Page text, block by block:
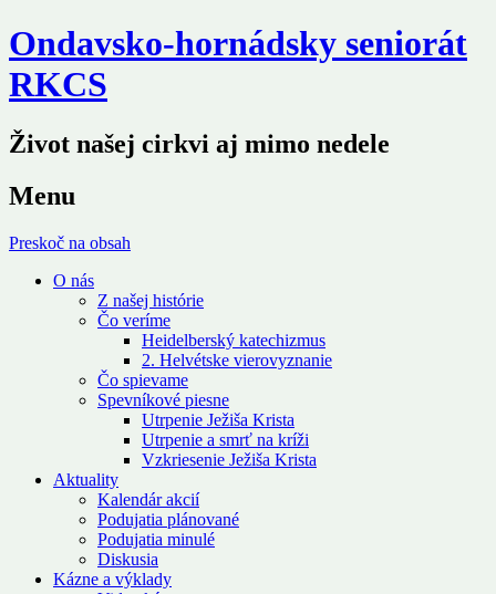
Ondavsko-hornádsky seniorát
RKCS
Život našej cirkvi aj mimo nedele
Menu
Preskoč na obsah
O nás
Z našej histórie
Čo veríme
Heidelberský katechizmus
2. Helvétske vierovyznanie
Čo spievame
Spevníkové piesne
Utrpenie Ježiša Krista
Utrpenie a smrť na kríži
Vzkriesenie Ježiša Krista
Aktuality
Kalendár akcií
Podujatia plánované
Podujatia minulé
Diskusia
Kázne a výklady